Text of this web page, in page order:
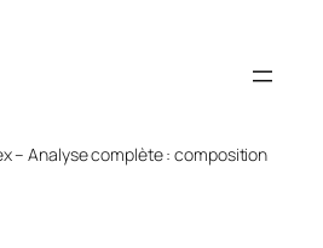
– Analyse complète : composition